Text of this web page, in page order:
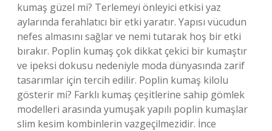
kumaş güzel mi? Terlemeyi önleyici etkisi yaz
aylarında ferahlatıcı bir etki yaratır. Yapısı vücudun
nefes almasını sağlar ve nemi tutarak hoş bir etki
bırakır. Poplin kumaş çok dikkat çekici bir kumaştır
ve ipeksi dokusu nedeniyle moda dünyasında zarif
tasarımlar için tercih edilir. Poplin kumaş kilolu
gösterir mi? Farklı kumaş çeşitlerine sahip gömlek
modelleri arasında yumuşak yapılı poplin kumaşlar
slim kesim kombinlerin vazgeçilmezidir. İnce